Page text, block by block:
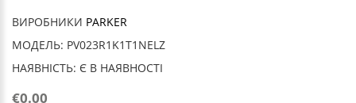
ВИРОБНИКИ PARKER
МОДЕЛЬ: PV023R1K1T1NELZ
НАЯВНІСТЬ: Є В НАЯВНОСТІ
€0.00